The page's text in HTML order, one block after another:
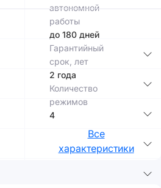
автономной
работы
до 180 дней
Гарантийный
срок, лет
2 года
Количество
режимов
4
Все
характеристики